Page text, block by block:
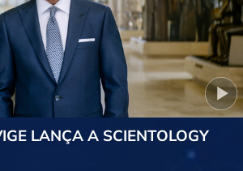
LANÇA A SCIENTOLOGY